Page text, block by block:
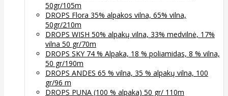
50gr/105m
DROPS Flora 35% alpakos vilna, 65% vilna,
50gr/210m
DROPS WISH 50% alpakų vilna, 33% medvilnė, 17%
vilna 50 gr/70m
DROPS SKY 74 % Alpaka, 18 % poliamidas, 8 % vilna,
50 gr/190m
DROPS ANDES 65 % vilna, 35 % alpakų vilna, 100
gr/96 m
DROPS PUNA (100 % alpaka) 50 gr/ 110m